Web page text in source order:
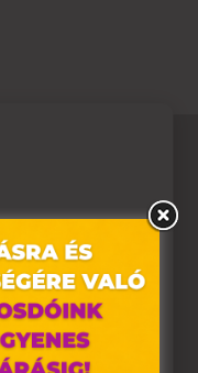
„süti")
információt
az Ön